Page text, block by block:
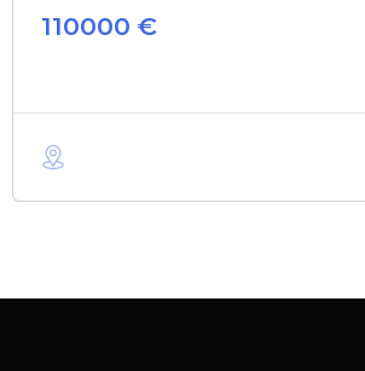
110000 €